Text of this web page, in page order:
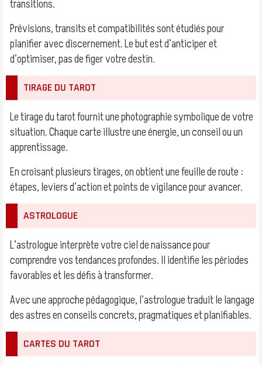
transitions.
Prévisions, transits et compatibilités sont étudiés pour
planifier avec discernement. Le but est d’anticiper et
d’optimiser, pas de figer votre destin.
TIRAGE DU TAROT
Le tirage du tarot fournit une photographie symbolique de votre
situation. Chaque carte illustre une énergie, un conseil ou un
apprentissage.
En croisant plusieurs tirages, on obtient une feuille de route :
étapes, leviers d’action et points de vigilance pour avancer.
ASTROLOGUE
L’astrologue interprète votre ciel de naissance pour
comprendre vos tendances profondes. Il identifie les périodes
favorables et les défis à transformer.
Avec une approche pédagogique, l’astrologue traduit le langage
des astres en conseils concrets, pragmatiques et planifiables.
CARTES DU TAROT